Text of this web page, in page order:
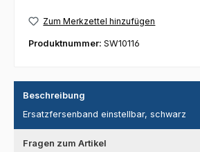
Zum Merkzettel hinzufügen
Produktnummer: SW10116
Beschreibung
Ersatzfersenband einstellbar, schwarz
Fragen zum Artikel